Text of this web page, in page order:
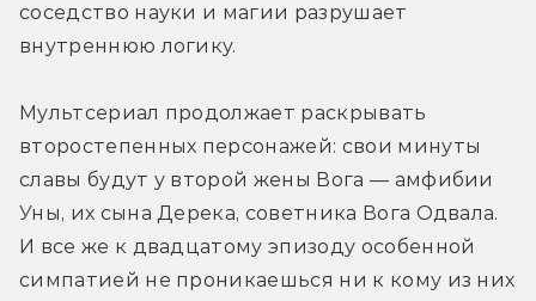
соседство науки и магии разрушает
внутреннюю логику.
Мультсериал продолжает раскрывать
второстепенных персонажей: свои минуты
славы будут у второй жены Вога — амфибии
Уны, их сына Дерека, советника Вога Одвала.
И все же к двадцатому эпизоду особенной
симпатией не проникаешься ни к кому из них